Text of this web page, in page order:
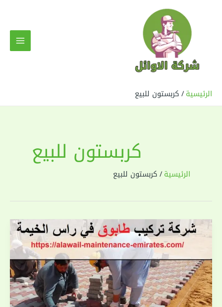
الرئيسية كربستون للبيع
كربستون للبيع
الرئيسية كربستون للبيع